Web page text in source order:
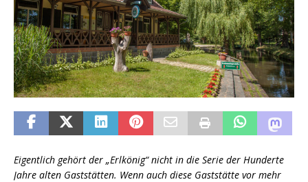
Eigentlich gehört der „Erlkönig“ nicht in die Serie der Hunderte
Jahre alten Gaststätten. Wenn auch diese Gaststätte vor mehr